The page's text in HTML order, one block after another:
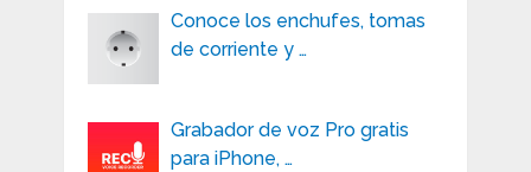
Conoce los enchufes, tomas
de corriente y …
Grabador de voz Pro gratis
para iPhone, …